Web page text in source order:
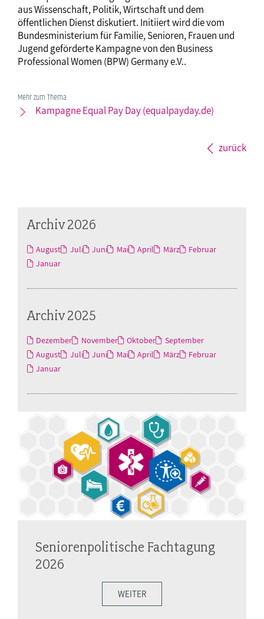
aus Wissenschaft, Politik, Wirtschaft und dem
öffentlichen Dienst diskutiert. Initiiert wird die vom
Bundesministerium für Familie, Senioren, Frauen und
Jugend geförderte Kampagne von den Business
Professional Women (BPW) Germany e.V..
Mehr zum Thema
Kampagne Equal Pay Day (equalpayday.de)
zurück
Archiv 2026
August Juli Juni Mai April März
Februar
Januar
Archiv 2025
Dezember November Oktober
September
August
Juli Juni Mai April März
Februar
Januar
Seniorenpolitische Fachtagung
2026
WEITER